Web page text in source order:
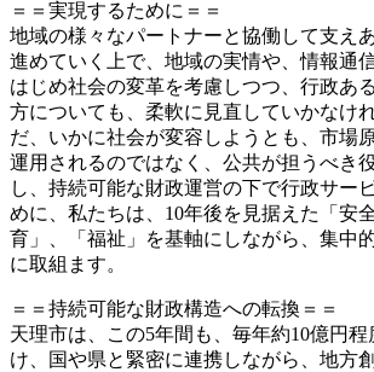
＝＝実現するために＝＝
地域の様々なパートナーと協働して支え
進めていく上で、地域の実情や、情報通
はじめ社会の変革を考慮しつつ、行政あ
方についても、柔軟に見直していかなけ
だ、いかに社会が変容しようとも、市場
運用されるのではなく、公共が担うべき
し、持続可能な財政運営の下で行政サー
めに、私たちは、10年後を見据えた「安
育」、「福祉」を基軸にしながら、集中
に取組ます。
＝＝持続可能な財政構造への転換＝＝
天理市は、この5年間も、毎年約10億円
け、国や県と緊密に連携しながら、地方